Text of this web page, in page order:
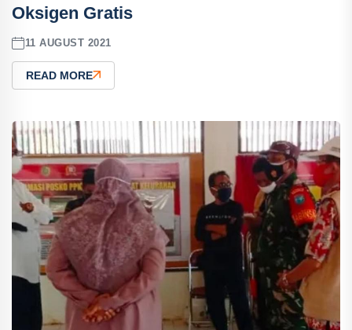
Oksigen Gratis
11 AUGUST 2021
READ MORE